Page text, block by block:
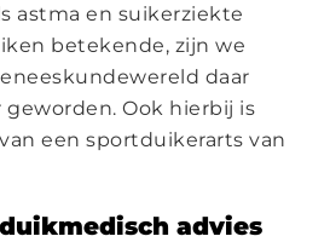
astma en suikerziekte
betekende, zijn we
daar
geworden. Ook hierbij is
een sportduikerarts van
duikmedisch advies